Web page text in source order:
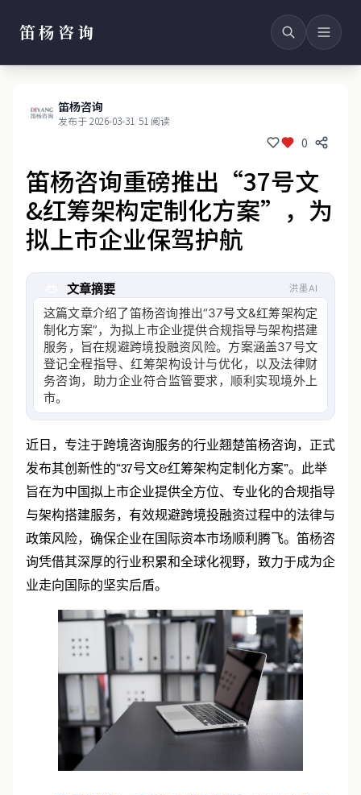
笛杨咨询
笛杨咨询
发布于 2026-03-31/51 阅读
0
笛杨咨询重磅推出“37号文
&红筹架构定制化方案”，为
拟上市企业保驾护航
文章摘要 洪墨AI
这篇文章介绍了笛杨咨询推出“37号文&红筹架构定
制化方案”，为拟上市企业提供合规指导与架构搭建
服务，旨在规避跨境投融资风险。方案涵盖37号文
登记全程指导、红筹架构设计与优化，以及法律财
务咨询，助力企业符合监管要求，顺利实现境外上
市。
近日，专注于跨境咨询服务的行业翘楚笛杨咨询，正式
发布其创新性的“37号文&红筹架构定制化方案”。此举
旨在为中国拟上市企业提供全方位、专业化的合规指导
与架构搭建服务，有效规避跨境投融资过程中的法律与
政策风险，确保企业在国际资本市场顺利腾飞。笛杨咨
询凭借其深厚的行业积累和全球化视野，致力于成为企
业走向国际的坚实后盾。